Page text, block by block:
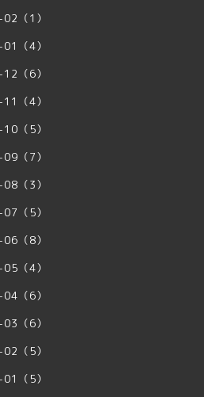
（1）
（4）
（6）
（4）
（5）
（7）
（3）
（5）
（8）
（4）
（6）
（6）
（5）
（5）